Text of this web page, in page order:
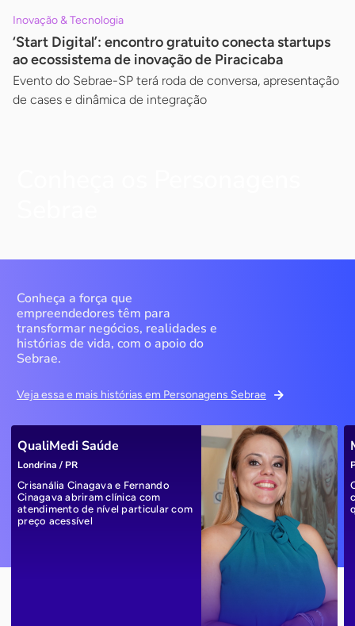
Inovação & Tecnologia
‘Start Digital’: encontro gratuito conecta startups
ao ecossistema de inovação de Piracicaba
Evento do Sebrae-SP terá roda de conversa, apresentação
de cases e dinâmica de integração
Conheça a força que
empreendedores têm para
transformar negócios, realidades e
histórias de vida, com o apoio do
Sebrae.
Veja essa e mais histórias em Personagens Sebrae
QualiMedi Saúde
Londrina / PR
Crisanália Cinagava e Fernando
Cinagava abriram clínica com
atendimento de nível particular com
preço acessível